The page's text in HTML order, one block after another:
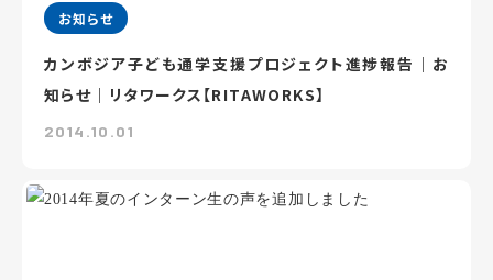
お知らせ
カンボジア子ども通学支援プロジェクト進捗報告｜お
知らせ｜リタワークス【RITAWORKS】
2014.10.01